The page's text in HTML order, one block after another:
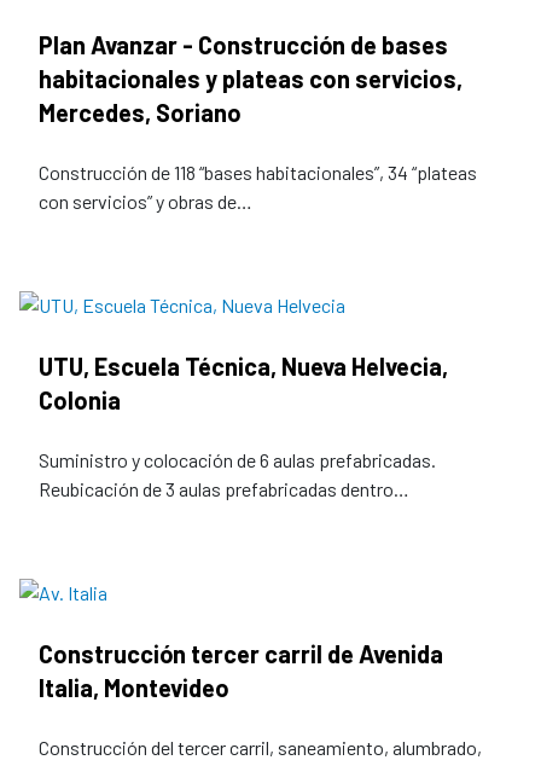
Plan Avanzar - Construcción de bases
habitacionales y plateas con servicios,
Mercedes, Soriano
Construcción de 118 “bases habitacionales”, 34 “plateas
con servicios” y obras de…
UTU, Escuela Técnica, Nueva Helvecia,
Colonia
Suministro y colocación de 6 aulas prefabricadas.
Reubicación de 3 aulas prefabricadas dentro…
Construcción tercer carril de Avenida
Italia, Montevideo
Construcción del tercer carril, saneamiento, alumbrado,